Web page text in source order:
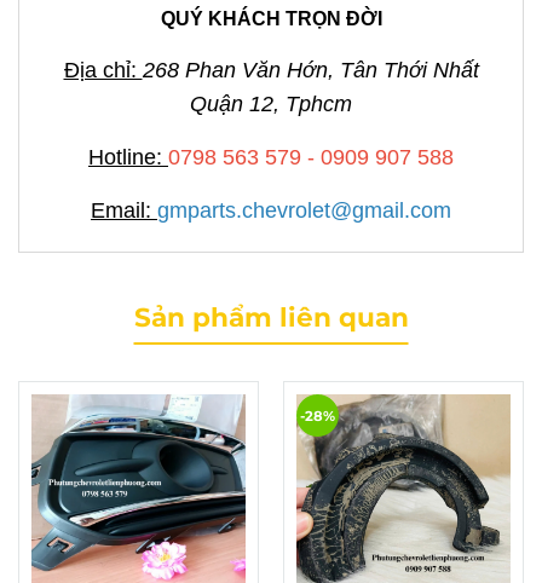
QUÝ KHÁCH TRỌN ĐỜI
Địa chỉ: 268 Phan Văn Hớn, Tân Thới Nhất
Quận 12, Tphcm
Hotline: 0798 563 579 - 0909 907 588
Email: gmparts.chevrolet@gmail.com
Sản phẩm liên quan
-28%